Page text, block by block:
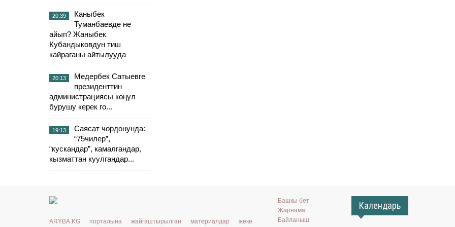
20:39
Каныбек
Туманбаевде не
айып? Жаныбек
Кубандыковдун тиш
кайраганы айтылууда
20:13
Медербек Сатыевге
президенттин
администрациясы көңүл
бурушу керек го...
19:13
Саясат чордонунда:
“75чилер”,
“кускандар”, камалгандар,
кызматтан куулгандар...
ARYBA.KG порталына жайгаштырылган материалдар жеке
Башкы бет
Жарнама
Байланыш
Календарь